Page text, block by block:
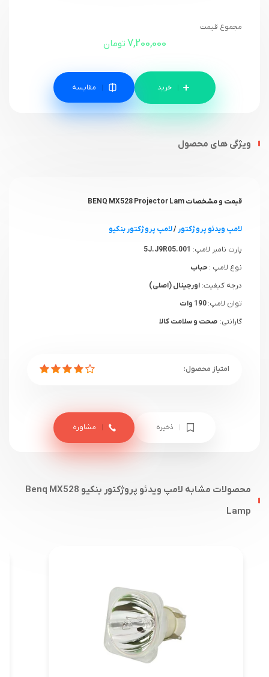
مجموع قیمت
7,200,000 تومان
مقایسه
ویژگی های محصول
قیمت و مشخصات BENQ MX528 Projector Lam
لامپ ویدئو پروژکتور /لامپ پروژکتور بنکیو
پارت نامبر لامپ: 5J.J9R05.001
نوع لامپ :حباب
درجه کیفیت: اورجینال (اصلی)
توان لامپ:
گارانتی: صحت و سلامت کالا
ذخیره مشاوره
محصولات مشابه لامپ ویدئو پروژکتور بنکیو Benq MX528
Lamp